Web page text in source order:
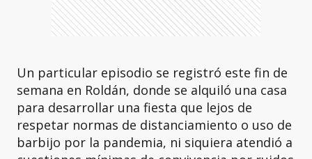
Un particular episodio se registró este fin de
semana en Roldán, donde se alquiló una casa
para desarrollar una fiesta que lejos de
respetar normas de distanciamiento o uso de
barbijo por la pandemia, ni siquiera atendió a